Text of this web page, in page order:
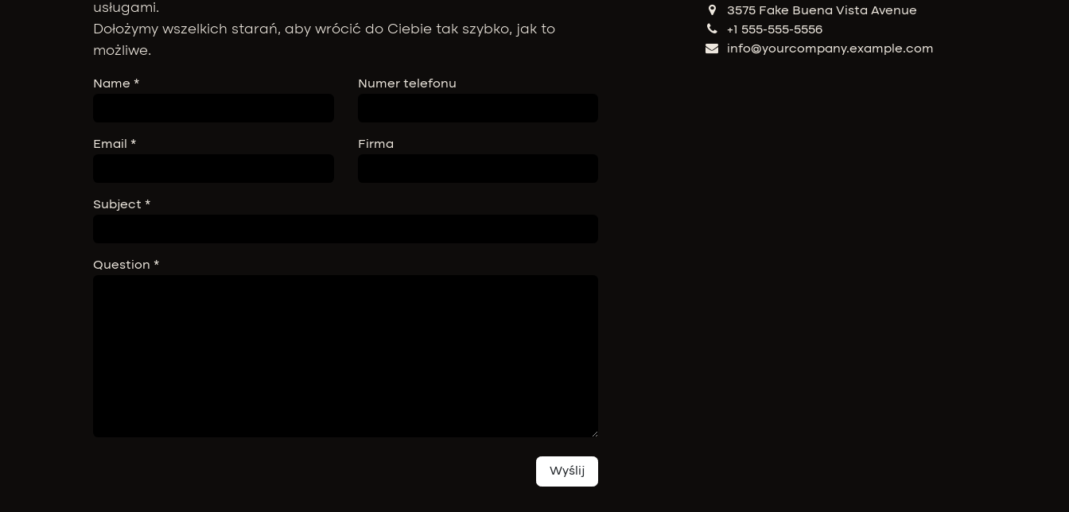
usługami.
Dołożymy wszelkich starań, aby wrócić do Ciebie tak szybko, jak to
możliwe.
Name * Numer telefonu
Email * Firma
Subject *
Question *
Wyślij
3575 Fake Buena Vista Avenue
+1 555-555-5556
info@yourcompany.example.com